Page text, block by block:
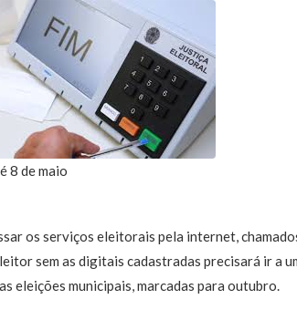
8 de maio
os serviços eleitorais pela internet,
sem as digitais cadastradas precisará ir a
eleições municipais, marcadas para outubro.